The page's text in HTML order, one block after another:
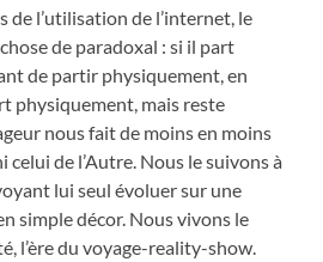
de l’utilisation de l’internet, le
de paradoxal : si il part
de partir physiquement, en
physiquement, mais reste
nous fait de moins en moins
celui de l’Autre. Nous le suivons à
lui seul évoluer sur une
simple décor. Nous vivons le
l’ère du voyage-reality-show.